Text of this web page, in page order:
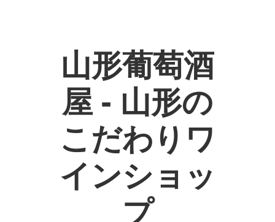
山形葡萄酒
屋 - 山形の
こだわりワ
インショッ
プ